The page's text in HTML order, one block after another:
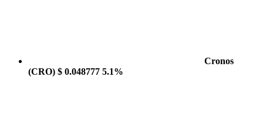
Cronos
(CRO) $ 0.048777 5.1%